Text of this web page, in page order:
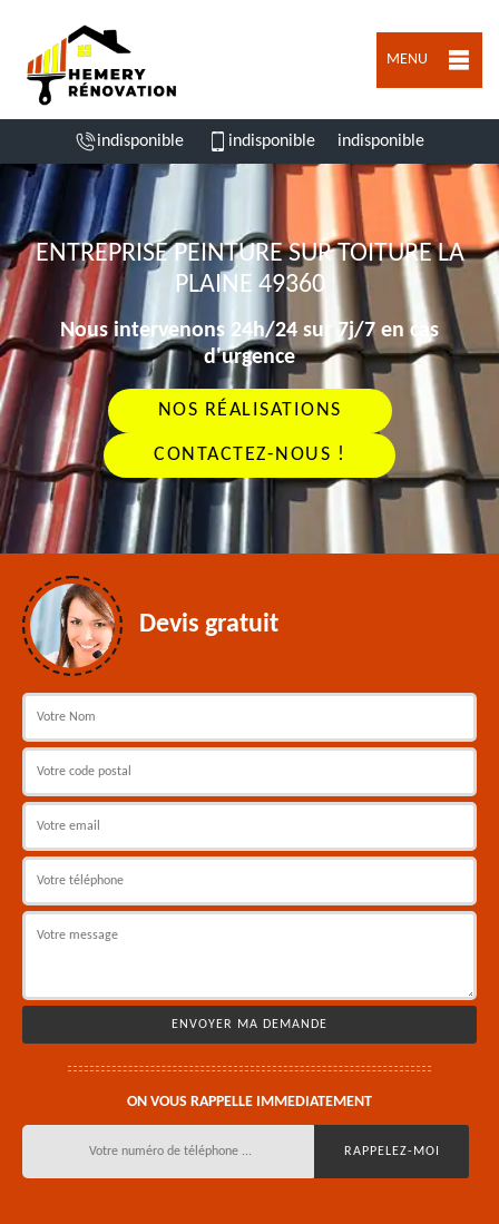
MENU
indisponible indisponible indisponible
ENTREPRISE PEINTURE SUR TOITURE LA
PLAINE 49360
Nous intervenons 24h/24 sur 7j/7 en cas
d'urgence
NOS RÉALISATIONS
CONTACTEZ-NOUS !
Devis gratuit
ON VOUS RAPPELLE IMMEDIATEMENT